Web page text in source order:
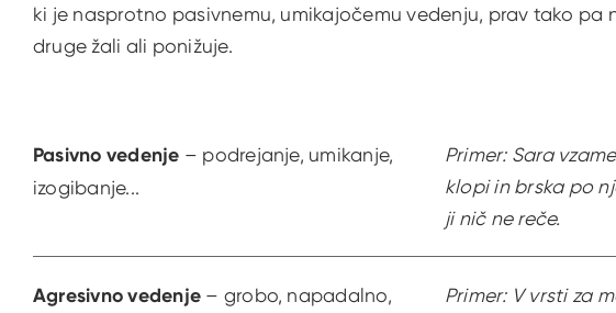
ki je nasprotno pasivnemu, umikajočemu vedenju, prav tako pa
druge žali ali ponižuje.
Pasivno vedenje – podrejanje, umikanje,
izogibanje...
Primer: Sara
klopi in brska po
ji nič ne reče.
Agresivno vedenje – grobo, napadalno,
Primer: V vrsti za